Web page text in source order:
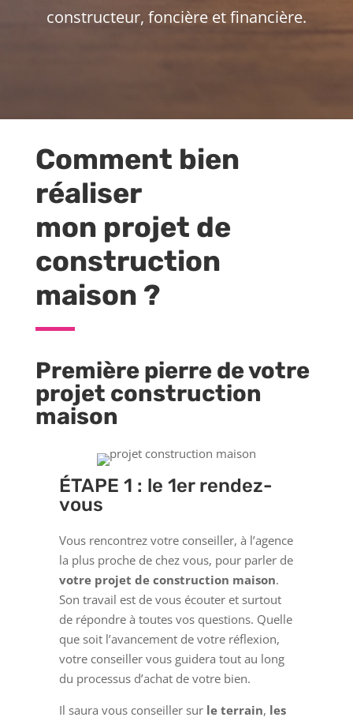
constructeur, foncière et financière.
Comment bien
réaliser
mon projet de
construction
maison ?
Première pierre de votre
projet construction
maison
ÉTAPE 1 : le 1er rendez-
vous
Vous rencontrez votre conseiller, à l’agence
la plus proche de chez vous, pour parler de
votre projet de construction maison.
Son travail est de vous écouter et surtout
de répondre à toutes vos questions. Quelle
que soit l’avancement de votre réflexion,
votre conseiller vous guidera tout au long
du processus d’achat de votre bien.
Il saura vous conseiller sur le terrain, les